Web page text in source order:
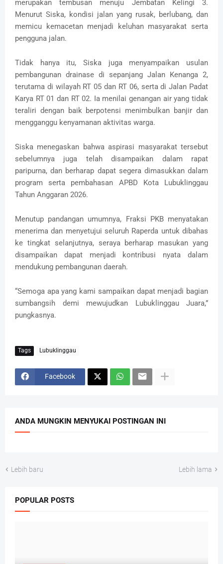
merupakan tembusan menuju Jembatan Kelingi 3.
Menurut Siska, kondisi jalan yang rusak, berlubang, dan
memicu kemacetan menjadi keluhan masyarakat serta
pengguna jalan.
‎Tidak hanya itu, Siska juga menyampaikan usulan
pembangunan drainase di sepanjang Jalan Kenanga 2,
terutama di wilayah RT 05 dan RT 06, serta di Jalan Padat
Karya RT 01 dan RT 02. Ia menilai genangan air yang tidak
teraliri dengan baik berpotensi menimbulkan banjir dan
mengganggu kenyamanan aktivitas warga.
‎Siska menegaskan bahwa aspirasi masyarakat tersebut
sebelumnya juga telah disampaikan dalam rapat
paripurna, dan berharap dapat segera dimasukkan dalam
program serta pembahasan APBD Kota Lubuklinggau
Tahun Anggaran 2026.
‎Menutup pandangan umumnya, Fraksi PKB menyatakan
menerima dan menyetujui seluruh Raperda untuk dibahas
ke tingkat selanjutnya, seraya berharap masukan yang
disampaikan dapat menjadi kontribusi nyata dalam
mendukung pembangunan daerah.
‎“Semoga apa yang kami sampaikan dapat menjadi bagian
sumbangsih demi mewujudkan Lubuklinggau Juara,”
pungkasnya.
Tags Lubuklinggau
Facebook
ANDA MUNGKIN MENYUKAI POSTINGAN INI
Lebih baru Lebih lama
POPULAR POSTS